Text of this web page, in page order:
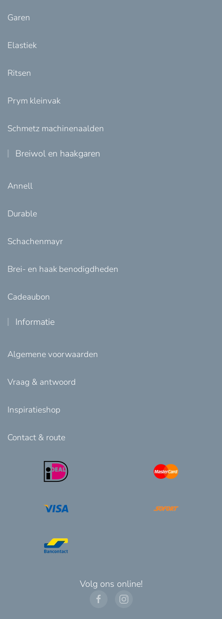
Garen
Elastiek
Ritsen
Prym kleinvak
Schmetz machinenaalden
Breiwol en haakgaren
Annell
Durable
Schachenmayr
Brei- en haak benodigdheden
Cadeaubon
Informatie
Algemene voorwaarden
Vraag & antwoord
Inspiratieshop
Contact & route
Volg ons online!